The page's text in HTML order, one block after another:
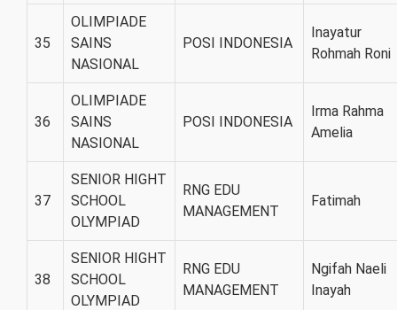
35
OLIMPIADE
SAINS
NASIONAL
POSI INDONESIA
Inayatur
Rohmah Roni
36
OLIMPIADE
SAINS
NASIONAL
POSI INDONESIA
Irma Rahma
Amelia
37
SENIOR HIGHT
SCHOOL
OLYMPIAD
RNG EDU
MANAGEMENT
Fatimah
38
SENIOR HIGHT
SCHOOL
OLYMPIAD
RNG EDU
MANAGEMENT
Ngifah Naeli
Inayah